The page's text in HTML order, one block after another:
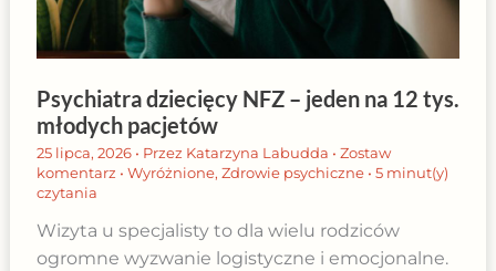
Psychiatra dziecięcy NFZ – jeden na 12 tys.
młodych pacjetów
25 lipca, 2026 • Przez Katarzyna Labudda • Zostaw
komentarz • Wyróżnione, Zdrowie psychiczne• 5 minut(y)
czytania
Wizyta u specjalisty to dla wielu rodziców
ogromne wyzwanie logistyczne i emocjonalne.